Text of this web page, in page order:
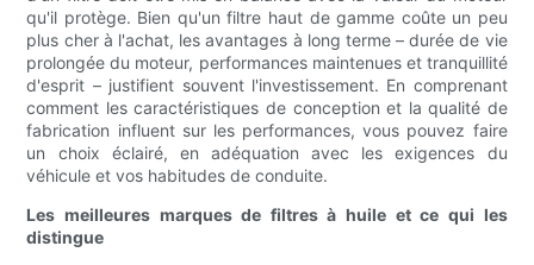
qu'il protège. Bien qu'un filtre haut de gamme coûte un peu
plus cher à l'achat, les avantages à long terme – durée de vie
prolongée du moteur, performances maintenues et tranquillité
d'esprit – justifient souvent l'investissement. En comprenant
comment les caractéristiques de conception et la qualité de
fabrication influent sur les performances, vous pouvez faire
un choix éclairé, en adéquation avec les exigences du
véhicule et vos habitudes de conduite.
Les meilleures marques de filtres à huile et ce qui les
distingue